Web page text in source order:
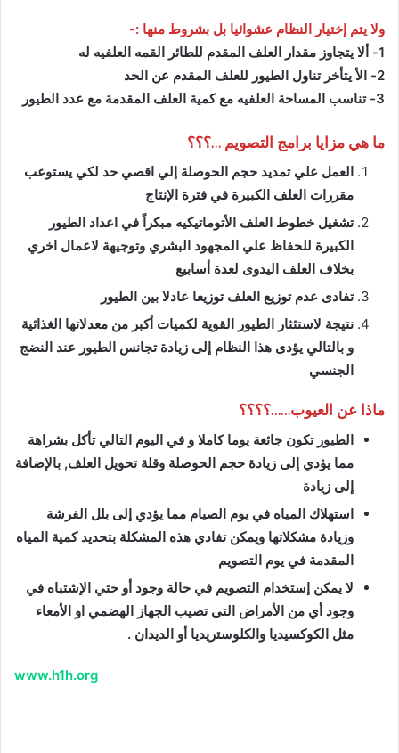
ولا يتم إختيار النظام عشوائيا بل بشروط منها :-
1- ألا يتجاوز مقدار العلف المقدم للطائر القمه العلفيه له
2- الأ يتأخر تناول الطيور للعلف المقدم عن الحد
3- تناسب المساحة العلفيه مع كمية العلف المقدمة مع عدد الطيور
ما هي مزايا برامج التصويم …؟؟؟
العمل علي تمديد حجم الحوصلة إلي اقصي حد لكي يستوعب
مقررات العلف الكبيرة في فترة الإنتاج
تشغيل خطوط العلف الأتوماتيكيه مبكراً في اعداد الطيور
الكبيرة للحفاظ علي المجهود البشري وتوجيهة لاعمال اخري
بخلاف العلف اليدوى لعدة أسابيع
تفادى عدم توزيع العلف توزيعا عادلا بين الطيور
نتيجة لاستئثار الطيور القوية لكميات أكبر من معدلاتها الغذائية
و بالتالي يؤدى هذا النظام إلى زيادة تجانس الطيور عند النضج
الجنسي
ماذا عن العيوب……؟؟؟؟
الطيور تكون جائعة يوما كاملا و في اليوم التالي تأكل بشراهة
مما يؤدي إلى زيادة حجم الحوصلة وقلة تحويل العلف, بالإضافة
إلى زيادة
استهلاك المياه في يوم الصيام مما يؤدي إلى بلل الفرشة
وزيادة مشكلاتها ويمكن تفادي هذه المشكلة بتحديد كمية المياه
المقدمة في يوم التصويم
لا يمكن إستخدام التصويم في حالة وجود أو حتي الإشتباه في
وجود أي من الأمراض التى تصيب الجهاز الهضمي او الأمعاء
مثل الكوكسيديا والكلوستريديا أو الديدان .
www.h1h.org